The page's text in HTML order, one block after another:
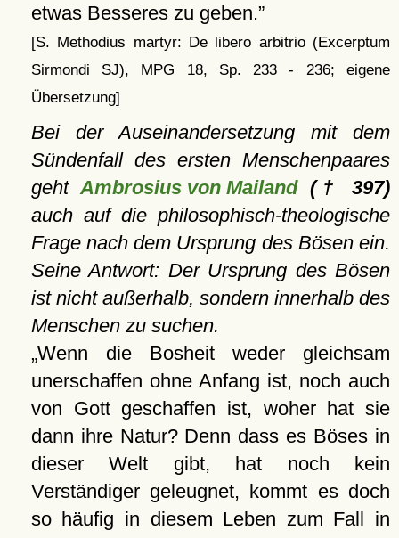
etwas Besseres zu geben.
[S. Methodius martyr: De libero arbitrio (Excerptum
Sirmondi SJ), MPG 18, Sp. 233 - 236; eigene
Übersetzung]
Bei der Auseinandersetzung mit dem
Sündenfall des ersten Menschenpaares
gehtAmbrosius von Mailand(† 397)
auch auf die philosophisch-theologische
Frage nach dem Ursprung des Bösen ein.
Seine Antwort: Der Ursprung des Bösen
ist nicht außerhalb, sondern innerhalb des
Menschen zu suchen.
Wenn die Bosheit weder gleichsam
unerschaffen ohne Anfang ist, noch auch
von Gott geschaffen ist, woher hat sie
dann ihre Natur? Denn dass es Böses in
dieser Welt gibt, hat noch kein
Verständiger geleugnet, kommt es doch
so häufig in diesem Leben zum Fall in